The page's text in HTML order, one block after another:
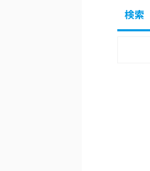
検索